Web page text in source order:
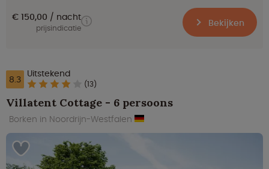
€ 150,00 nacht
prijsindicatie Bekijken
8.3 Uitstekend
(13)
Villatent Cottage - 6 persoons
Borken in Noordrijn-Westfalen